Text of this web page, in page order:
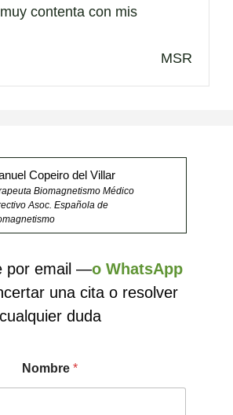
contenta con mis
MSR
Copeiro del Villar
Biomagnetismo Médico
Asoc. Española de
por email —o WhatsApp
una cita o resolver
cualquier duda
Nombre*